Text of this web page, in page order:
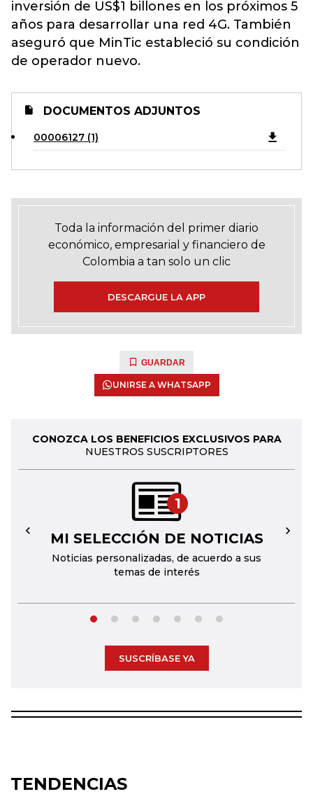
inversión de US$1 billones en los próximos 5
años para desarrollar una red 4G. También
aseguró que MinTic estableció su condición
de operador nuevo.
DOCUMENTOS ADJUNTOS
00006127 (1)
Toda la información del primer diario
económico, empresarial y financiero de
Colombia a tan solo un clic
DESCARGUE LA APP
GUARDAR
UNIRSE A WHATSAPP
CONOZCA LOS BENEFICIOS EXCLUSIVOS PARA
NUESTROS SUSCRIPTORES
1
MI SELECCIÓN DE NOTICIAS
Noticias personalizadas, de acuerdo a sus
temas de interés
← →
SUSCRÍBASE YA
TENDENCIAS